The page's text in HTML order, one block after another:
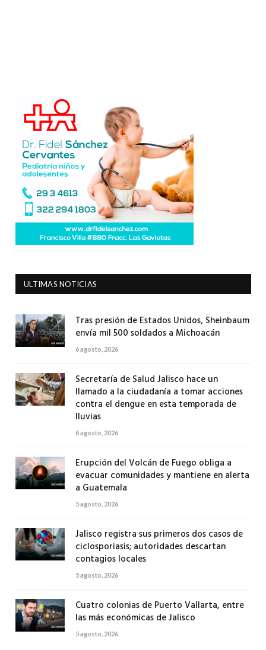
ULTIMAS NOTICIAS
Tras presión de Estados Unidos, Sheinbaum
envía mil 500 soldados a Michoacán
6 agosto, 2026
Secretaría de Salud Jalisco hace un
llamado a la ciudadanía a tomar acciones
contra el dengue en esta temporada de
lluvias
6 agosto, 2026
Erupción del Volcán de Fuego obliga a
evacuar comunidades y mantiene en alerta
a Guatemala
5 agosto, 2026
Jalisco registra sus primeros dos casos de
ciclosporiasis; autoridades descartan
contagios locales
5 agosto, 2026
Cuatro colonias de Puerto Vallarta, entre
las más económicas de Jalisco
5 agosto, 2026